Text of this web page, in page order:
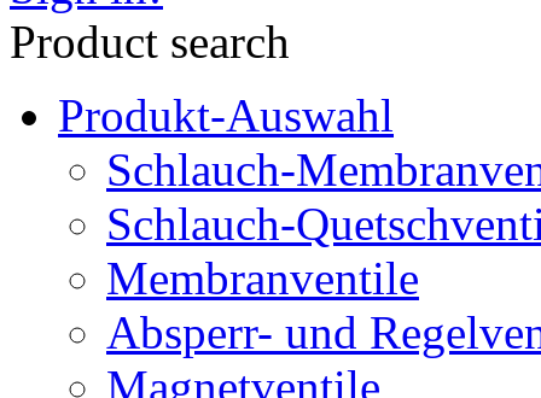
Product search
Produkt-Auswahl
Schlauch-
Schlauch-
Membranventile
Absperr- und
Magnetventile